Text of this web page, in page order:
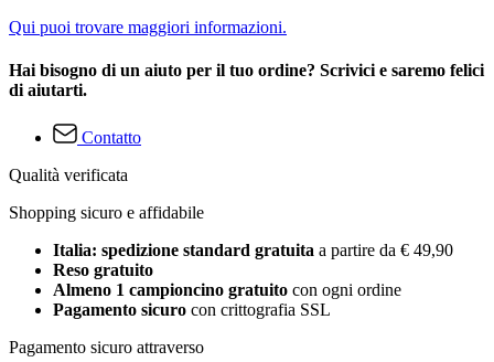
Qui puoi trovare maggiori informazioni.
Hai bisogno di un aiuto per il tuo ordine? Scrivici e saremo felici
di aiutarti.
Contatto
Qualità verificata
Shopping sicuro e affidabile
Italia: spedizione standard gratuita a partire da € 49,90
Reso gratuito
Almeno 1 campioncino gratuito con ogni ordine
Pagamento sicuro con crittografia SSL
Pagamento sicuro attraverso